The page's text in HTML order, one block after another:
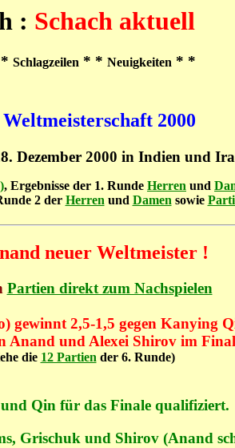
: Schach aktuell
Schlagzeilen * * Neuigkeiten * *
2000
Dezember 2000 in Indien und
, Ergebnisse der 1. Runde Herren und
2 der Herren und Damen sowie
neuer Weltmeister !
Partien direkt zum Nachspielen
gewinnt 2,5-1,5 gegen Kanying
Anand und Alexei Shirov im
die 12 Partien der 6. Runde)
Qin für das Finale qualifiziert.
Grischuk und Shirov (Anand